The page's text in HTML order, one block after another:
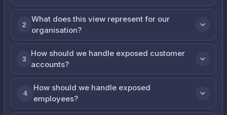
2
What does this view represent for our
organisation?
3
How should we handle exposed customer
accounts?
4
How should we handle exposed
employees?